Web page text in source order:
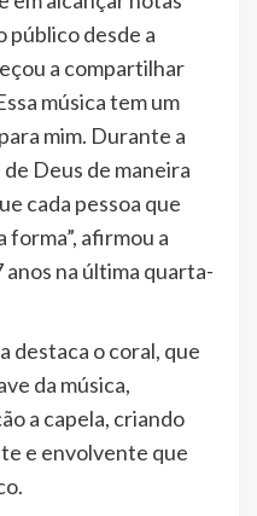
público desde a
a compartilhar
música tem um
mim. Durante a
Deus de maneira
cada pessoa que
forma”, afirmou a
na última quarta-
destaca o coral, que
da música,
a capela, criando
e envolvente que